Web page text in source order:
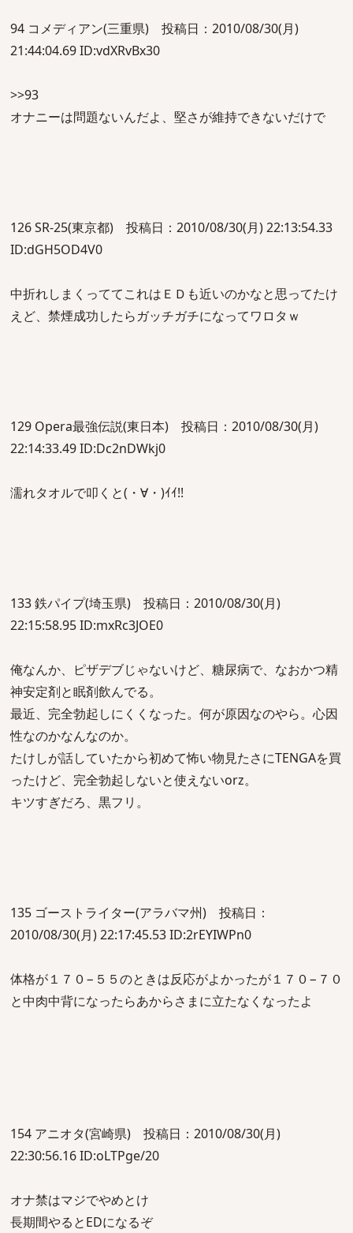
94 コメディアン(三重県) 投稿日：2010/08/30(月)
21:44:04.69 ID:vdXRvBx30
>>93
オナニーは問題ないんだよ、堅さが維持できないだけで
126 SR-25(東京都) 投稿日：2010/08/30(月) 22:13:54.33
ID:dGH5OD4V0
中折れしまくっててこれはＥＤも近いのかなと思ってたけ
えど、禁煙成功したらガッチガチになってワロタｗ
129 Opera最強伝説(東日本) 投稿日：2010/08/30(月)
22:14:33.49 ID:Dc2nDWkj0
濡れタオルで叩くと(・∀・)ｲｲ!!
133 鉄パイプ(埼玉県) 投稿日：2010/08/30(月)
22:15:58.95 ID:mxRc3JOE0
俺なんか、ピザデブじゃないけど、糖尿病で、なおかつ精
神安定剤と眠剤飲んでる。
最近、完全勃起しにくくなった。何が原因なのやら。心因
性なのかなんなのか。
たけしが話していたから初めて怖い物見たさにTENGAを買
ったけど、完全勃起しないと使えないorz。
キツすぎだろ、黒フリ。
135 ゴーストライター(アラバマ州) 投稿日：
2010/08/30(月) 22:17:45.53 ID:2rEYIWPn0
体格が１７０−５５のときは反応がよかったが１７０−７０
と中肉中背になったらあからさまに立たなくなったよ
154 アニオタ(宮崎県) 投稿日：2010/08/30(月)
22:30:56.16 ID:oLTPge/20
オナ禁はマジでやめとけ
長期間やるとEDになるぞ